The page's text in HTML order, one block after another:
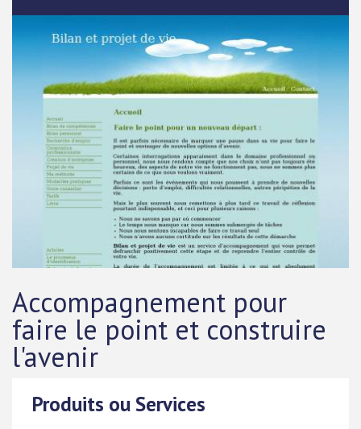
Accompagnement pour
faire le point et construire
l'avenir
Produits ou Services